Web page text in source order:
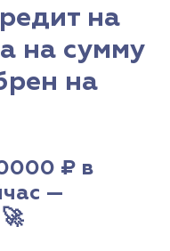
на
на сумму
на
₽ в
—